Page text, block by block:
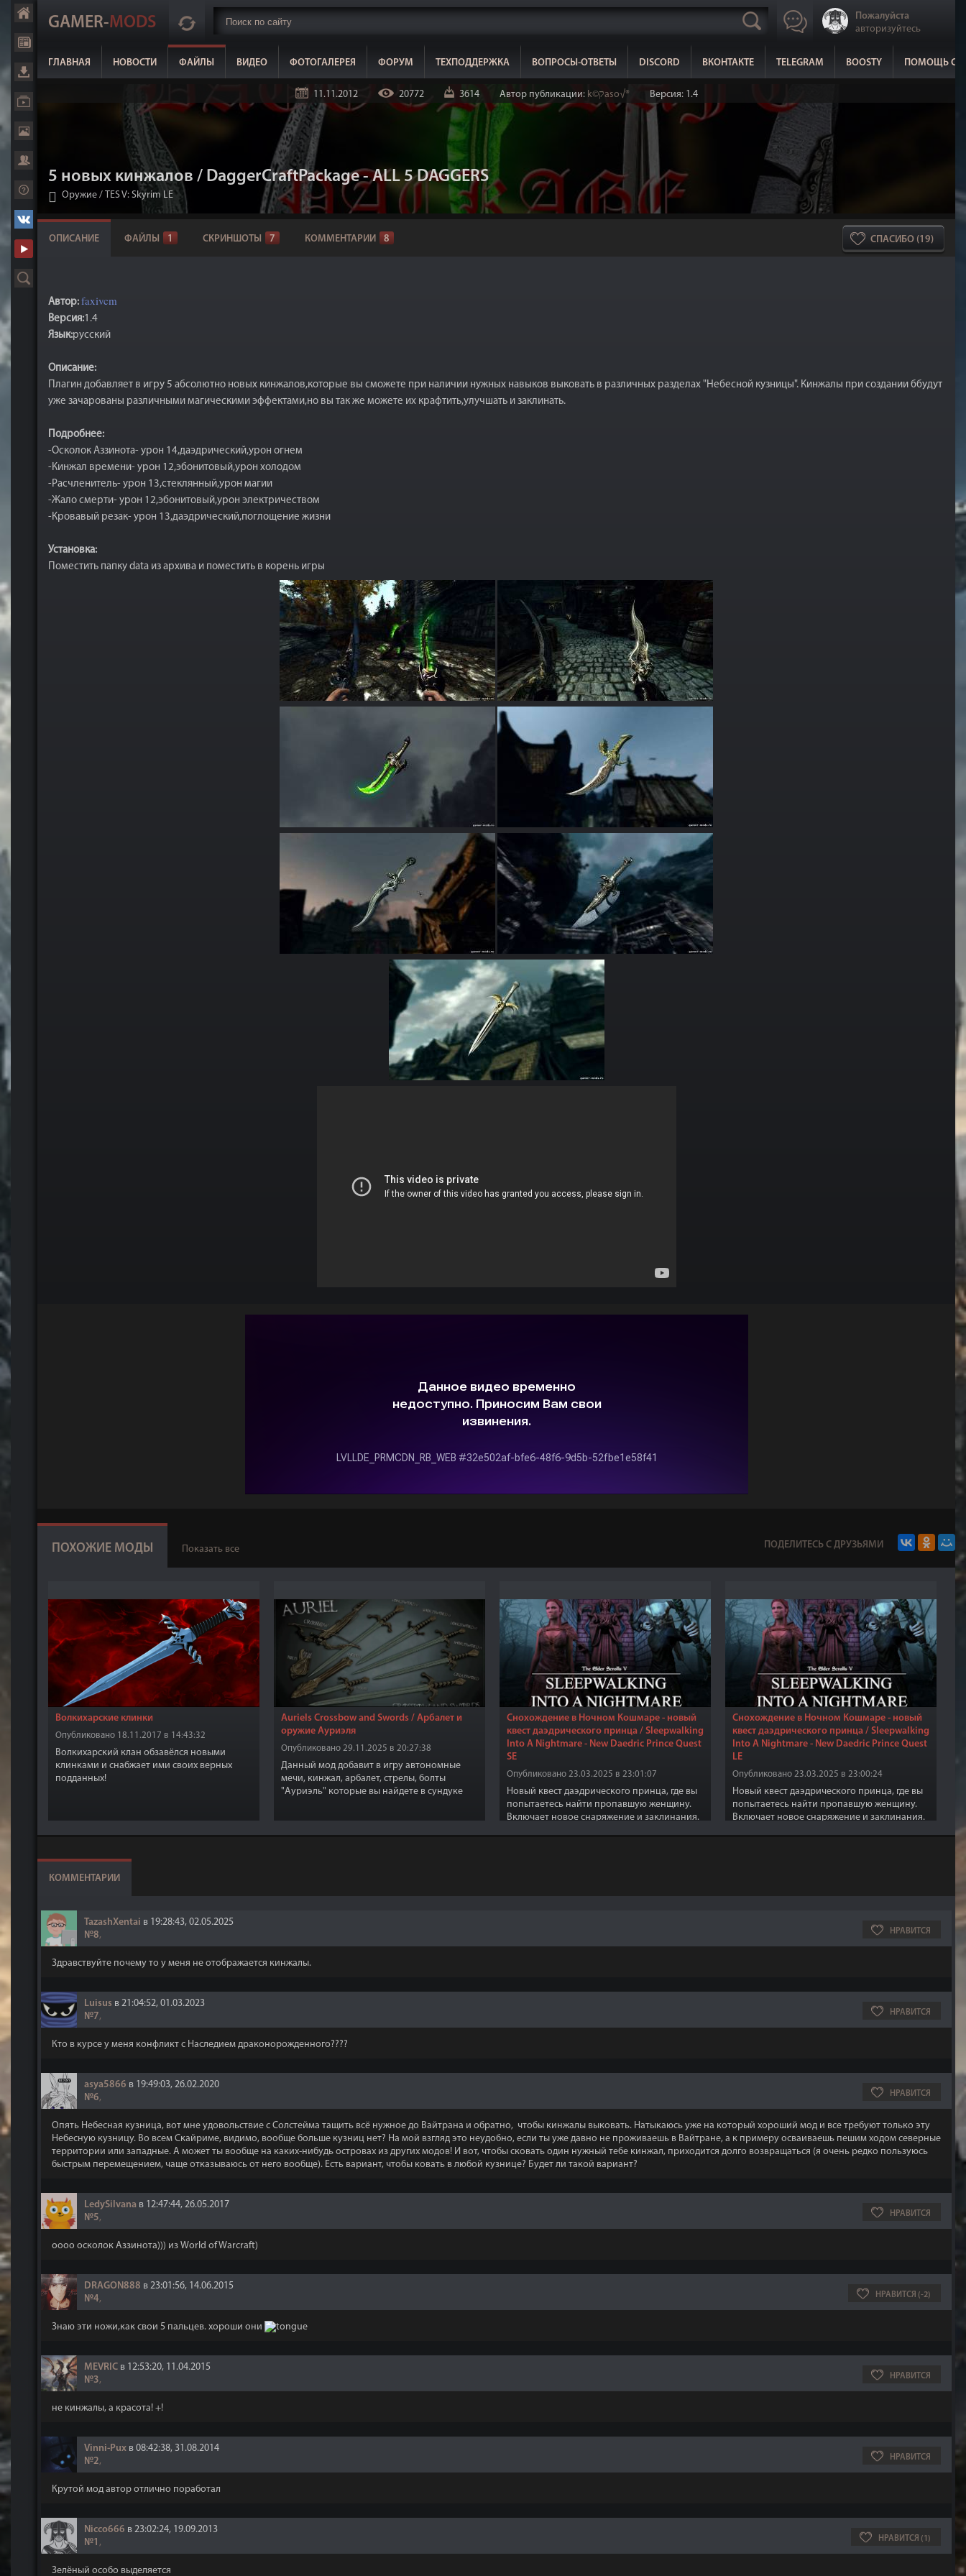
GAMER-MODS
Пожалуйста
авторизуйтесь
ГЛАВНАЯ НОВОСТИ ФАЙЛЫ ВИДЕО ФОТОГАЛЕРЕЯ ФОРУМ ТЕХПОДДЕРЖКА ВОПРОСЫ-ОТВЕТЫ DISCORD ВКОНТАКТЕ TELEGRAM BOOSTY ПОМОЩЬ
11.11.2012 20772 3614 Автор публикации: k©קaso√® Версия: 1.4
5 новых кинжалов / DaggerCraftPackage - ALL 5 DAGGERS
Оружие / TES V: Skyrim LE
СПАСИБО (19)
ОПИСАНИЕ ФАЙЛЫ 1 СКРИНШОТЫ 7 КОММЕНТАРИИ 8
Автор: faxivcm
Версия:1.4
Язык:русский
Описание:
Плагин добавляет в игру 5 абсолютно новых кинжалов,которые вы сможете при наличии нужных навыков выковать в различных разделах "Небесной кузницы". Кинжалы при создании ббудут
уже зачарованы различными магическими эффектами,но вы так же можете их крафтить,улучшать и заклинать.
Подробнее:
-Осколок Аззинота- урон 14,даэдрический,урон огнем
-Кинжал времени- урон 12,эбонитовый,урон холодом
-Расчленитель- урон 13,стеклянный,урон магии
-Жало смерти- урон 12,эбонитовый,урон электричеством
-Кровавый резак- урон 13,даэдрический,поглощение жизни
Установка:
Поместить папку data из архива и поместить в корень игры
ПОХОЖИЕ МОДЫ Показать все ПОДЕЛИТЕСЬ С ДРУЗЬЯМИ
Волкихарские клинки
Опубликовано 18.11.2017 в 14:43:32
Волкихарский клан обзавёлся новыми
клинками и снабжает ими своих верных
подданных!
Auriels Crossbow and Swords / Арбалет и
оружие Ауриэля
Опубликовано 29.11.2025 в 20:27:38
Данный мод добавит в игру автономные
мечи, кинжал, арбалет, стрелы, болты
"Ауриэль" которые вы найдете в сундуке
в кузнице в разделе "Разное".
Снохождение в Ночном Кошмаре - новый
квест даэдрического принца / Sleepwalking
Into A Nightmare - New Daedric Prince Quest
SE
Опубликовано 23.03.2025 в 23:01:07
Новый квест даэдрического принца, где вы
попытаетесь найти пропавшую женщину.
Включает новое снаряжение и заклинания.
Снохождение в Ночном Кошмаре - новый
квест даэдрического принца / Sleepwalking
Into A Nightmare - New Daedric Prince Quest
LE
Опубликовано 23.03.2025 в 23:00:24
Новый квест даэдрического принца, где вы
попытаетесь найти пропавшую женщину.
Включает новое снаряжение и заклинания.
КОММЕНТАРИИ
TazashXentai в 19:28:43, 02.05.2025
№8, НРАВИТСЯ
Здравствуйте почему то у меня не отображается кинжалы.
Luisus в 21:04:52, 01.03.2023
№7, НРАВИТСЯ
Кто в курсе у меня конфликт с Наследием драконорожденного????
asya5866 в 19:49:03, 26.02.2020
№6, НРАВИТСЯ
Опять Небесная кузница, вот мне удовольствие с Солстейма тащить всё нужное до Вайтрана и обратно, чтобы кинжалы выковать. Натыкаюсь уже на который хороший мод и все требуют только эту
Небесную кузницу. Во всем Скайриме, видимо, вообще больше кузниц нет? На мой взгляд это неудобно, если ты уже давно не проживаешь в Вайтране, а к примеру осваиваешь пешим ходом северные
территории или западные. А может ты вообще на каких-нибудь островах из других модов! И вот, чтобы сковать один нужный тебе кинжал, приходится долго возвращаться (я очень редко пользуюсь
быстрым перемещением, чаще отказываюсь от него вообще). Есть вариант, чтобы ковать в любой кузнице? Будет ли такой вариант?
LedySilvana в 12:47:44, 26.05.2017
№5, НРАВИТСЯ
оооо осколок Аззинота))) из World of Warcraft)
DRAGON888 в 23:01:56, 14.06.2015
№4, НРАВИТСЯ (-2)
Знаю эти ножи,как свои 5 пальцев. хороши они
MEVRIC в 12:53:20, 11.04.2015
№3, НРАВИТСЯ
не кинжалы, а красота! +!
Vinni-Pux в 08:42:38, 31.08.2014
№2, НРАВИТСЯ
Крутой мод автор отлично поработал
Nicco666 в 23:02:24, 19.09.2013
№1 , НРАВИТСЯ (1)
Зелёный особо выделяется